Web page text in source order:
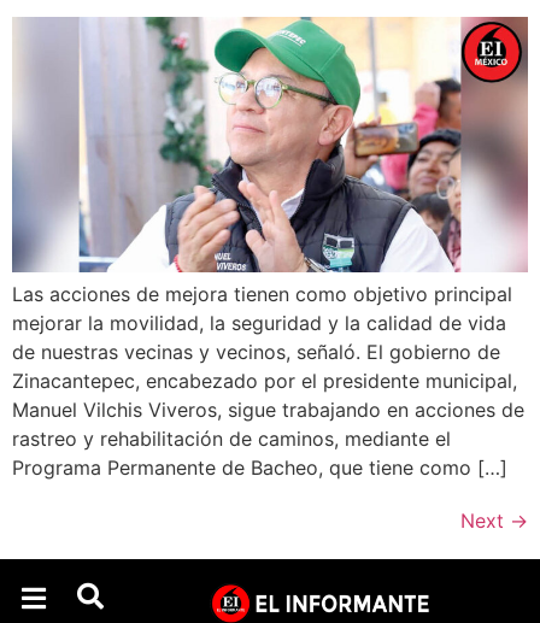
Las acciones de mejora tienen como objetivo principal
mejorar la movilidad, la seguridad y la calidad de vida
de nuestras vecinas y vecinos, señaló. El gobierno de
Zinacantepec, encabezado por el presidente municipal,
Manuel Vilchis Viveros, sigue trabajando en acciones de
rastreo y rehabilitación de caminos, mediante el
Programa Permanente de Bacheo, que tiene como […]
Next →